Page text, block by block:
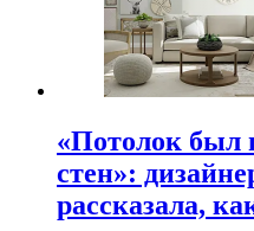
«Потолок был
стен»:
рассказала,